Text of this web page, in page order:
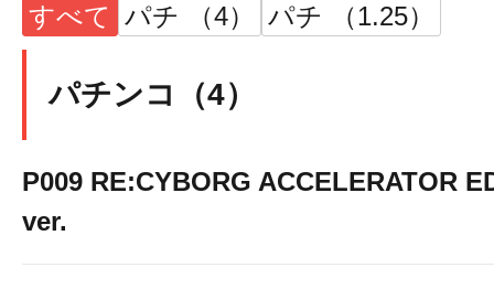
すべて パチ （4） パチ （1.25）
パチンコ（4）
P009 RE:CYBORG ACCELERATOR
ver.